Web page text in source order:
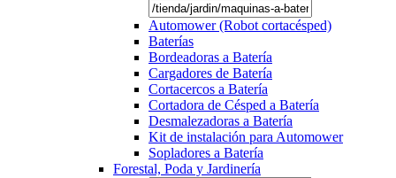
Automower (Robot cortacésped)
Baterías
Bordeadoras a Batería
Cargadores de Batería
Cortacercos a Batería
Cortadora de Césped a Batería
Desmalezadoras a Batería
Kit de instalación para Automower
Sopladores a Batería
Forestal, Poda y Jardinería